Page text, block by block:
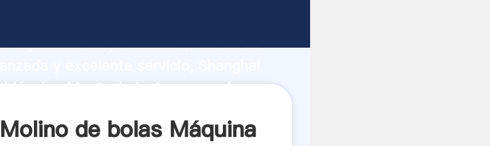
capacidad de producción, fuerza de
Mantenimiento proveedor
de bolas Máquina